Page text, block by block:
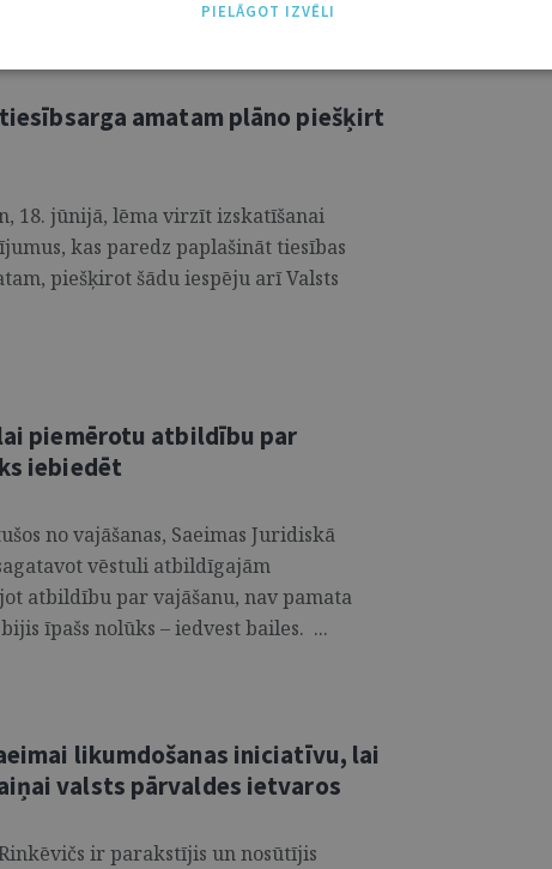
amatam plāno piešķirt
18. jūnijā, lēma virzīt izskatīšanai
kas paredz paplašināt tiesības
piešķirot šādu iespēju arī Valsts
piemērotu atbildību par
iebiedēt
no vajāšanas, Saeimas Juridiskā
vēstuli atbildīgajām
atbildību par vajāšanu, nav pamata
īpašs nolūks – iedvest bailes. ...
likumdošanas iniciatīvu, lai
valsts pārvaldes ietvaros
ir parakstījis un nosūtījis
PIELĀGOT IZVĒLI